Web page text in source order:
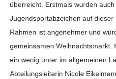
überreicht. Erstmals wurden
Jugendsportabzeichen auf dieser
Rahmen ist angenehmer und
gemeinsamen Weihnachtsmarkt.
ein wenig unter im allgemeinen
Abteilungsleiterin Nicole